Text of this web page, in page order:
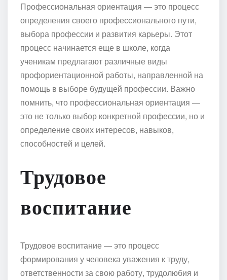
Профессиональная ориентация — это процесс
определения своего профессионального пути,
выбора профессии и развития карьеры. Этот
процесс начинается еще в школе, когда
ученикам предлагают различные виды
профориентационной работы, направленной на
помощь в выборе будущей профессии. Важно
помнить, что профессиональная ориентация —
это не только выбор конкретной профессии, но и
определение своих интересов, навыков,
способностей и целей.
Трудовое
воспитание
Трудовое воспитание — это процесс
формирования у человека уважения к труду,
ответственности за свою работу, трудолюбия и